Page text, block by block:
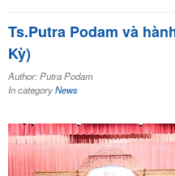
Ts.Putra Podam và
Kỳ)
Author: Putra Podam
In categoryNews